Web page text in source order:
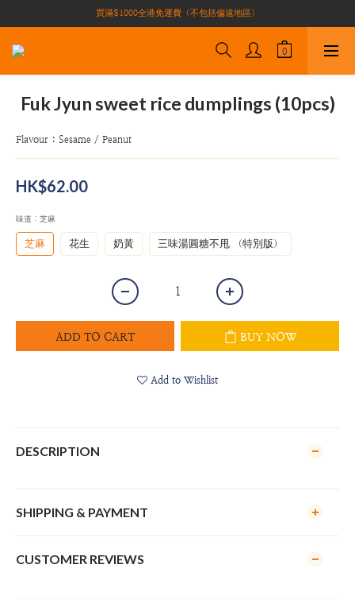
買滿$1000全港免運費（不包括偏遠地區）
買滿$1000全港免運費（不包括偏遠地區）
加入會員即有10積分 （積分可作現金下次使用）| 全港免運費🚚
Fuk Jyun sweet rice dumplings (10pcs)
Flavour : Sesame / Peanut
HK$62.00
味道 : 芝麻
芝麻 花生 奶黃 三味湯圓糖不甩 （特別版）
ADD TO CART BUY NOW
Add to Wishlist
DESCRIPTION
SHIPPING & PAYMENT
CUSTOMER REVIEWS